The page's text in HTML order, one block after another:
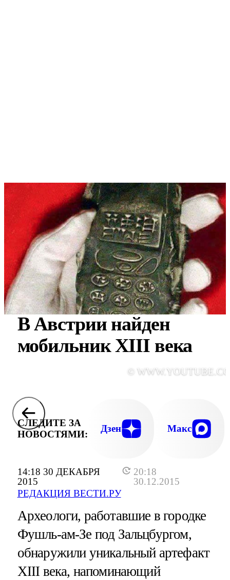
14:18 30 ДЕКАБРЯ
2015
20:18
30.12.2015
РЕДАКЦИЯ ВЕСТИ.РУ
В Австрии найден
мобильник XIII века
©
СЛЕДИТЕ ЗА
НОВОСТЯМИ:
Дзен Макс
Археологи, работавшие в городке
Фушль-ам-Зе под Зальцбургом,
обнаружили уникальный артефакт
XIII века, напоминающий